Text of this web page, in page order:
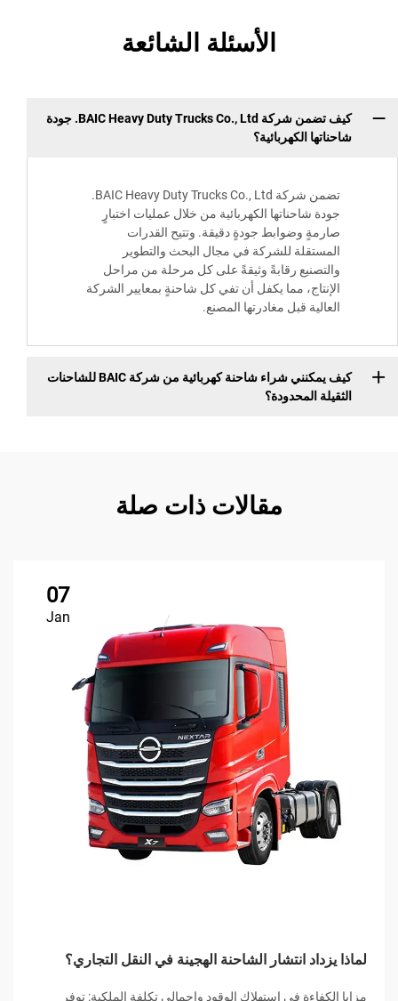
الأسئلة الشائعة
كيف تضمن شركة BAIC Heavy Duty Trucks Co., Ltd. جودة
شاحناتها الكهربائية؟
تضمن شركة BAIC Heavy Duty Trucks Co., Ltd.
جودة شاحناتها الكهربائية من خلال عمليات اختبارٍ
صارمةٍ وضوابط جودةٍ دقيقة. وتتيح القدرات
المستقلة للشركة في مجال البحث والتطوير
والتصنيع رقابةً وثيقةً على كل مرحلة من مراحل
الإنتاج، مما يكفل أن تفي كل شاحنةٍ بمعايير الشركة
العالية قبل مغادرتها المصنع.
كيف يمكنني شراء شاحنة كهربائية من شركة BAIC للشاحنات
الثقيلة المحدودة؟
مقالات ذات صلة
07
Jan
لماذا يزداد انتشار الشاحنة الهجينة في النقل التجاري؟
مزايا الكفاءة في استهلاك الوقود وإجمالي تكلفة الملكية: توفر